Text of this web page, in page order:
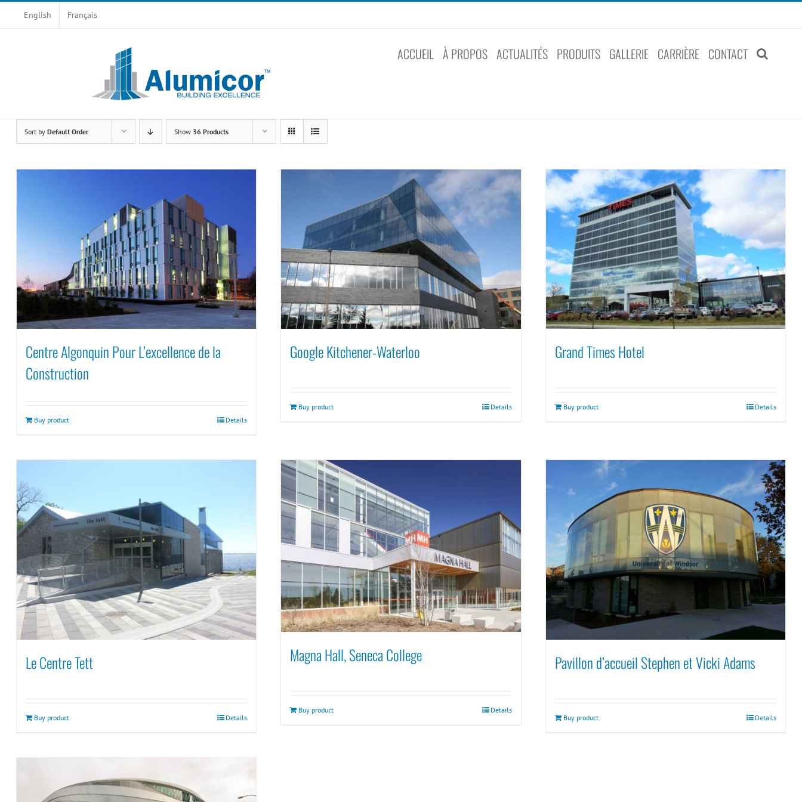
English Français
ACCUEIL À PROPOS ACTUALITÉS PRODUITS GALLERIE CARRIÈRE CONTACT
Sort by Default Order Show 36 Products
Centre Algonquin Pour L’excellence de la
Construction
Buy product Details
Google Kitchener-Waterloo
Buy product Details
Grand Times Hotel
Buy product Details
Le Centre Tett
Buy product Details
Magna Hall, Seneca College
Buy product Details
Pavillon d’accueil Stephen et Vicki Adams
Buy product Details